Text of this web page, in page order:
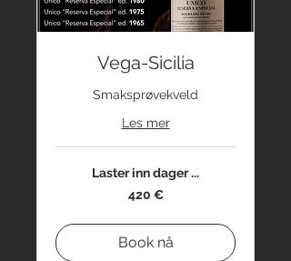
Vega-Sicilia
Smaksprøvekveld
Les mer
Laster inn dager ...
420 €
Book nå